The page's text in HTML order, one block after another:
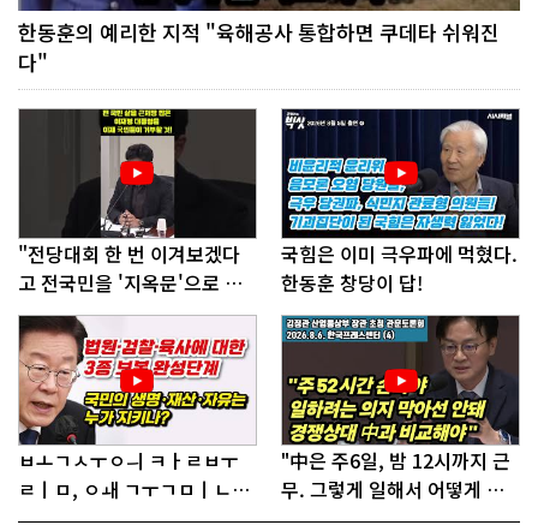
한동훈의 예리한 지적 "육해공사 통합하면 쿠데타 쉬워진
다"
"전당대회 한 번 이겨보겠다
고 전국민을 '지옥문'으로 밀
어!"
국힘은 이미 극우파에 먹혔다.
한동훈 창당이 답!
ㅂㅗㄱㅅㅜㅇㅢ ㅋㅏㄹㅂㅜ
ㄹㅣㅁ, ㅇㅙ ㄱㅜㄱㅁㅣㄴㄷ
ㅡㄹㅇㅣ ㄷㅏㅇㅎㅐㅇㅑ ㅎ
"中은 주6일, 밤 12시까지 근
무. 그렇게 일해서 어떻게 경
쟁하냐 반문하더라"